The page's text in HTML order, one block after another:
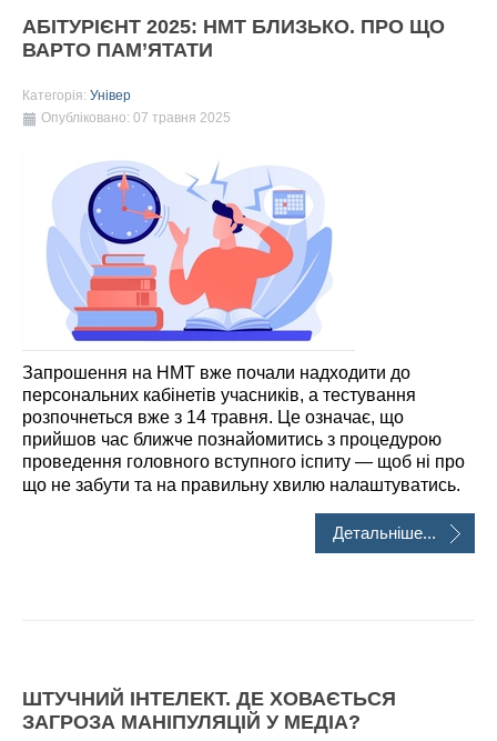
АБІТУРІЄНТ 2025: НМТ БЛИЗЬКО. ПРО ЩО
ВАРТО ПАМ’ЯТАТИ
Категорія: Універ
Опубліковано: 07 травня 2025
Запрошення на НМТ вже почали надходити до
персональних кабінетів учасників, а тестування
розпочнеться вже з 14 травня. Це означає, що
прийшов час ближче познайомитись з процедурою
проведення головного вступного іспиту — щоб ні про
що не забути та на правильну хвилю налаштуватись.
Детальніше...
ШТУЧНИЙ ІНТЕЛЕКТ. ДЕ ХОВАЄТЬСЯ
ЗАГРОЗА МАНІПУЛЯЦІЙ У МЕДІА?